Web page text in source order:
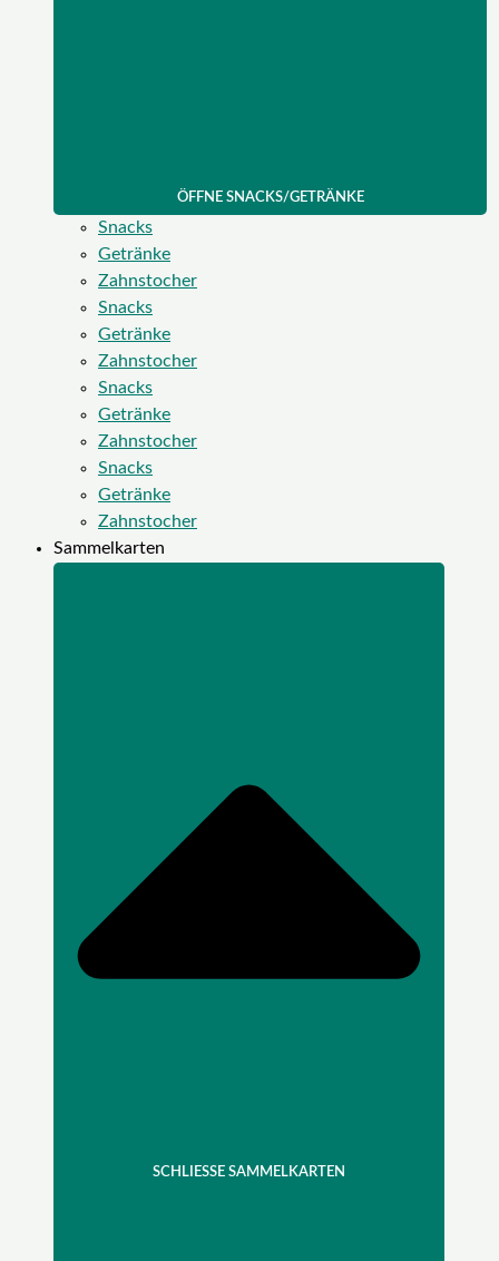
ÖFFNE SNACKS/GETRÄNKE
Snacks
Getränke
Zahnstocher
Snacks
Getränke
Zahnstocher
Snacks
Getränke
Zahnstocher
Snacks
Getränke
Zahnstocher
Sammelkarten
SCHLIESSE SAMMELKARTEN